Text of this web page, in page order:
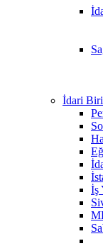
İdari
İş